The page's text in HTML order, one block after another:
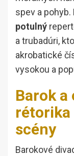
spev a pohyb.
potulný
a trubadúri,
akrobatické
vysokou a
Barok a
rétorika
scény
Barokové